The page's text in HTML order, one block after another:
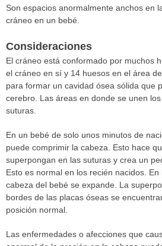
Son espacios anormalmente anchos en
cráneo en un bebé.
Consideraciones
El cráneo está conformado por muchos
el cráneo en sí y 14 huesos en el área
para formar un cavidad ósea sólida que
cerebro. Las áreas en donde se unen
suturas.
En un bebé de solo unos minutos de
puede comprimir la cabeza. Esto hace
superpongan en las suturas y crea un
Esto es normal en los recién nacidos.
cabeza del bebé se expande. La
bordes de las placas óseas se
posición normal.
Las enfermedades o afecciones que